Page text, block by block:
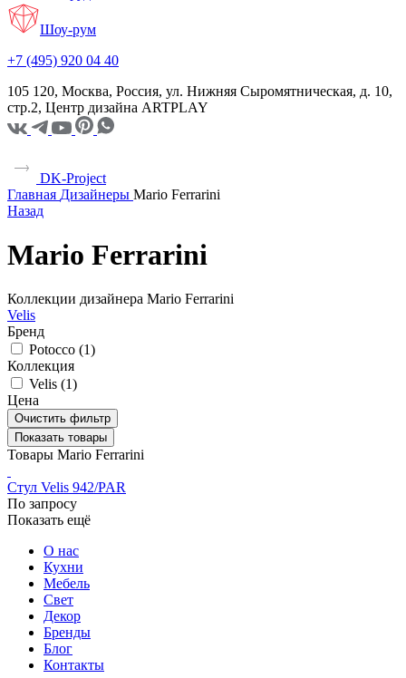
Шоу-рум
+7 (495) 920 04 40
105 120, Москва, Россия, ул. Нижняя Сыромятническая, д. 10,
стр.2, Центр дизайна ARTPLAY
DK-Project
Главная Дизайнеры Mario Ferrarini
Назад
Mario Ferrarini
Коллекции дизайнера Mario Ferrarini
Velis
Бренд
Potocco (1)
Коллекция
Velis (1)
Цена
Очистить фильтр
Показать товары
Товары Mario Ferrarini
Стул Velis 942/PAR
По запросу
Показать ещё
О нас
Кухни
Мебель
Свет
Декор
Бренды
Блог
Контакты